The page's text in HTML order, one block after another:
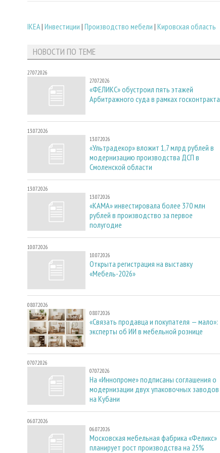
IKEA| Инвестиции | Производство мебели | Кировская область
НОВОСТИ ПО ТЕМЕ
27.07.2026
27.07.2026
«ФЕЛИКС» обустроил пять этажей
Арбитражного суда в рамках госконтракта
13.07.2026
13.07.2026
«Ультрадекор» вложит 1,7 млрд рублей в
модернизацию производства ДСП в
Смоленской области
13.07.2026
13.07.2026
«КАМА» инвестировала более 370 млн
рублей в производство за первое
полугодие
10.07.2026
10.07.2026
Открыта регистрация на выставку
«Мебель-2026»
08.07.2026
08.07.2026
«Связать продавца и покупателя — мало»:
эксперты об ИИ в мебельной рознице
07.07.2026
07.07.2026
На «Иннопроме» подписаны соглашения о
модернизации двух упаковочных заводов
на Кубани
06.07.2026
06.07.2026
Московская мебельная фабрика «Феликс»
планирует рост производства на 25%